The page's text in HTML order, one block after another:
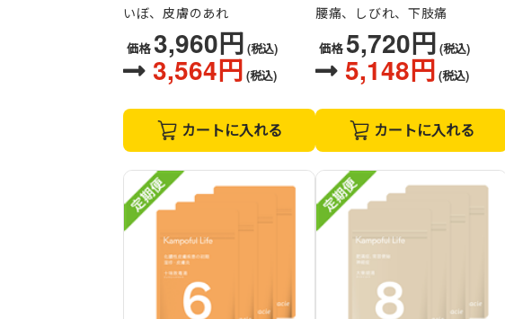
いぼ、皮膚のあれ
価格 3,960円 (税込)
3,564円 (税込)
カートに入れる
腰痛、しびれ、下肢痛
価格 5,720円 (税込)
5,148円 (税込)
カートに入れる